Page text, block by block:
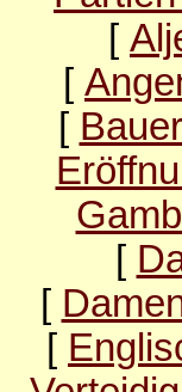
[
[
[
[
[
[